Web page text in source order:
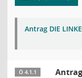
Antrag DIE
Ö 4.1.1